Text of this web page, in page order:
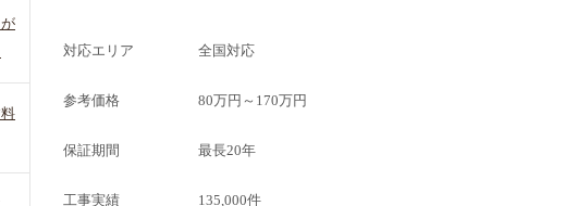
対応エリア 全国対応
参考価格 80万円～170万円
保証期間 最長20年
工事実績 135,000件